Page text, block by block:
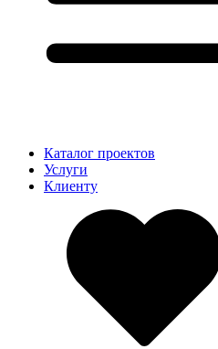
Каталог проектов
Услуги
Клиенту